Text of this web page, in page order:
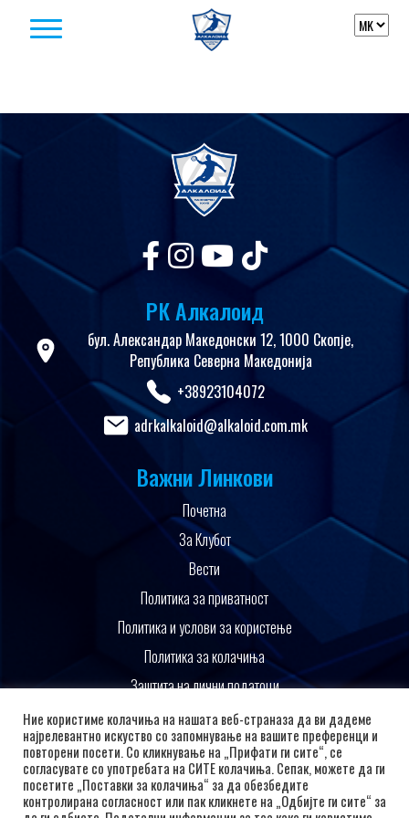
РК Алкалоид
бул. Александар Македонски 12, 1000 Скопје,
Република Северна Македонија
+38923104072
adrkalkaloid@alkaloid.com.mk
Важни Линкови
Почетна
За Клубот
Вести
Политика за приватност
Политика и услови за користење
Политика за колачиња
Заштита на лични податоци
Поддржано од
Ние користиме колачиња на нашата веб-страназа да ви дадеме
најрелевантно искуство со запомнување на вашите преференци и
повторени посети. Со кликнување на „Прифати ги сите“, се
согласувате со употребата на СИТЕ колачиња. Сепак, можете да ги
посетите „Поставки за колачиња“ за да обезбедите
контролирана согласност или пак кликнете на „Одбијте ги сите“ за